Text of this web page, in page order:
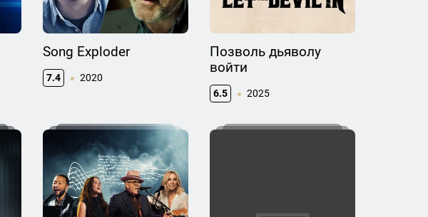
Song Exploder
7.4 2020
Позволь дьяволу
войти
6.5 2025